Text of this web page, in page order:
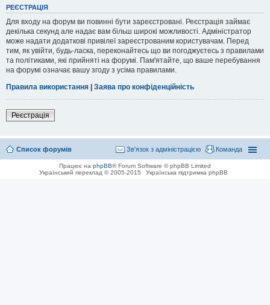
РЕЄСТРАЦІЯ
Для входу на форум ви повинні бути зареєстровані. Реєстрація займає
декілька секунд але надає вам більш широкі можливості. Адміністратор
може надати додаткові привілеї зареєстрованим користувачам. Перед
тим, як увійти, будь-ласка, переконайтесь що ви погоджуєтесь з правилами
та політиками, які прийняті на форумі. Пам'ятайте, що ваше перебування
на форумі означає вашу згоду з усіма правилами.
Правила використання | Заява про конфіденційність
Реєстрація
Список форумів Команда
Зв'язок з адміністрацією
Працює на phpBB® Forum Software © phpBB Limited
Український переклад © 2005-2015
Українська підтримка phpBB